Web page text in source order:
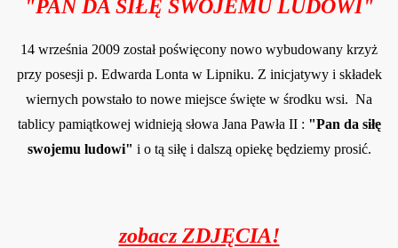
"PAN DA SIŁĘ SWOJEMU LUDOWI"
14 września 2009 został poświęcony nowo wybudowany krzyż
przy posesji p. Edwarda Lonta w Lipniku. Z inicjatywy i składek
wiernych powstało to nowe miejsce święte w środku wsi. Na
tablicy pamiątkowej widnieją słowa Jana Pawła II : "Pan da siłę
swojemu ludowi" i o tą siłę i dalszą opiekę będziemy prosić.
zobacz ZDJĘCIA!